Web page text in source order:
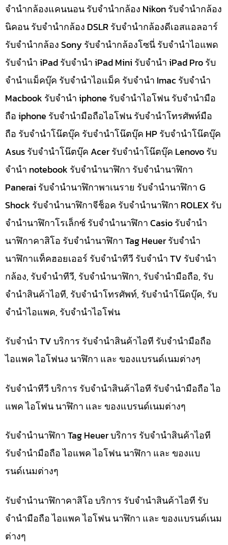
จำนำกล้องแคนนอน รับจำนำกล้อง Nikon รับจำนำกล้อง
นิคอน รับจำนำกล้อง DSLR รับจำนำกล้องดีเอสแอลอาร์
รับจำนำกล้อง Sony รับจำนำกล้องโซนี่ รับจำนำไอแพด
รับจำนำ iPad รับจำนำ iPad Mini รับจำนำ iPad Pro รับ
จำนำแม็คบุ๊ค รับจำนำไอแม็ค รับจำนำ Imac รับจำนำ
Macbook รับจำนำ iphone รับจำนำไอโฟน รับจำนำมือ
ถือ iphone รับจำนำมือถือไอโฟน รับจำนำโทรศัพท์มือ
ถือ รับจำนำโน๊ตบุ๊ค รับจำนำโน๊ตบุ๊ค HP รับจำนำโน๊ตบุ๊ค
Asus รับจำนำโน๊ตบุ๊ค Acer รับจำนำโน๊ตบุ๊ค Lenovo รับ
จำนำ notebook รับจำนำนาฬิกา รับจำนำนาฬิกา
Panerai รับจำนำนาฬิกาพาเนราย รับจำนำนาฬิกา G
Shock รับจำนำนาฬิกาจีช็อค รับจำนำนาฬิกา ROLEX รับ
จำนำนาฬิกาโรเล็กซ์ รับจำนำนาฬิกา Casio รับจำนำ
นาฬิกาคาสิโอ รับจำนำนาฬิกา Tag Heuer รับจำนำ
นาฬิกาแท็คฮอยเออร์ รับจำนำทีวี รับจำนำ TV รับจำนำ
กล้อง, รับจำนำทีวี, รับจำนำนาฬิกา, รับจำนำมือถือ, รับ
จำนำสินค้าไอที, รับจำนำโทรศัพท์, รับจำนำโน๊ดบุ๊ค, รับ
จำนำไอแพค, รับจำนำไอโฟน
รับจำนำ TV บริการ รับจำนำสินค้าไอที รับจำนำมือถือ
ไอแพค ไอโฟนง นาฬิกา และ ของแบรนด์เนมต่างๆ
รับจำนำทีวี บริการ รับจำนำสินค้าไอที รับจำนำมือถือ ไอ
แพค ไอโฟน นาฬิกา และ ของแบรนด์เนมต่างๆ
รับจำนำนาฬิกา Tag Heuer บริการ รับจำนำสินค้าไอที
รับจำนำมือถือ ไอแพค ไอโฟน นาฬิกา และ ของแบ
รนด์เนมต่างๆ
รับจำนำนาฬิกาคาสิโอ บริการ รับจำนำสินค้าไอที รับ
จำนำมือถือ ไอแพค ไอโฟน นาฬิกา และ ของแบรนด์เนม
ต่างๆ